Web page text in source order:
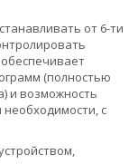
от 6-ти
(полностью
и возможность
с